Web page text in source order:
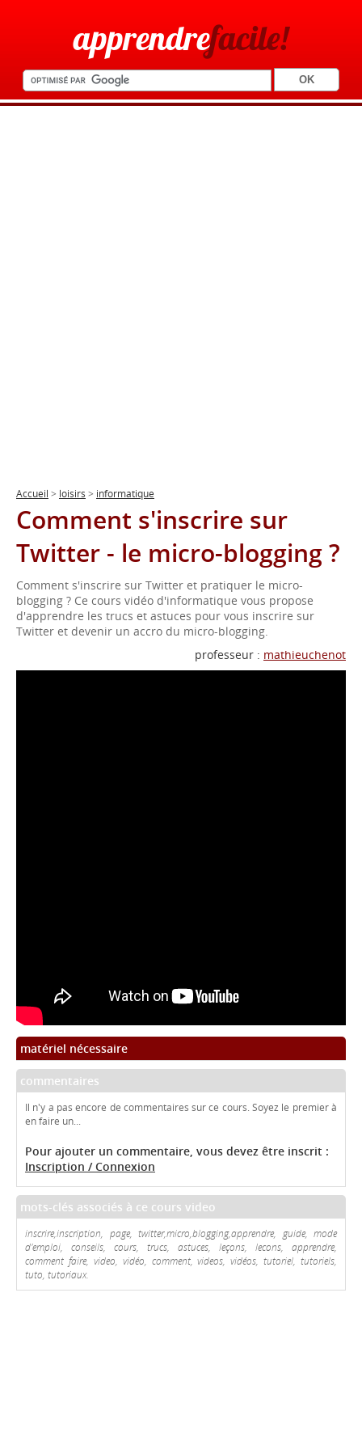
apprendrefacile!
Accueil > loisirs > informatique
Comment s'inscrire sur
Twitter - le micro-blogging ?
Comment s'inscrire sur Twitter et pratiquer le micro-
blogging ? Ce cours vidéo d'informatique vous propose
d'apprendre les trucs et astuces pour vous inscrire sur
Twitter et devenir un accro du micro-blogging.
professeur : mathieuchenot
matériel nécessaire
commentaires
Il n'y a pas encore de commentaires sur ce cours. Soyez le premier à
en faire un...
Pour ajouter un commentaire, vous devez être inscrit :
Inscription / Connexion
mots-clés associés à ce cours video
inscrire,inscription, page, twitter,micro,blogging,apprendre, guide, mode
d'emploi, conseils, cours, trucs, astuces, leçons, lecons, apprendre,
comment faire, video, vidéo, comment, videos, vidéos, tutoriel, tutoriels,
tuto, tutoriaux.